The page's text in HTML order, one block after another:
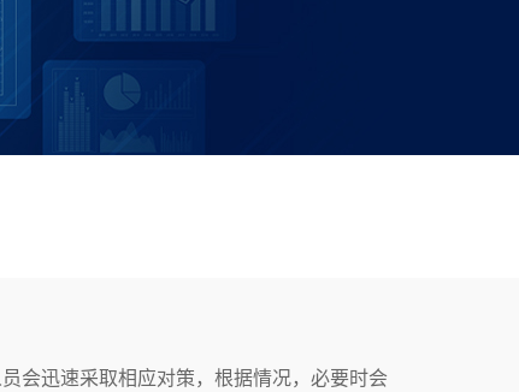
会迅速采取相应对策，根据情况，必要时会